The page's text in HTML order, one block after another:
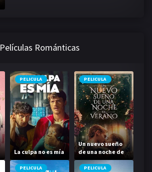
Películas Románticas
PELICULA
La culpa no es mía
PELICULA
Un nuevo sueño
de una noche de
verano
PELICULA PELICULA